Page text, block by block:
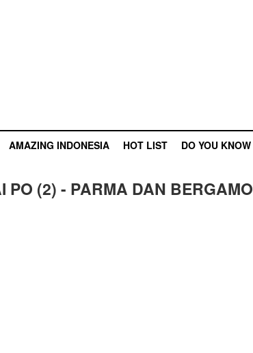
AMAZING INDONESIA HOT LIST DO YOU KNOW
(2) - PARMA DAN BERGAMO